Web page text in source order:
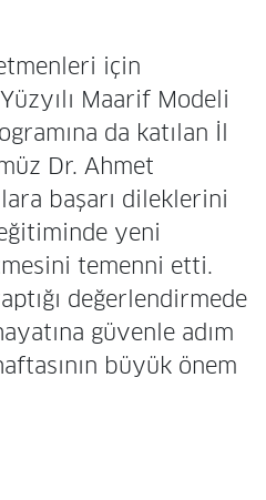
için
Maarif Modeli
da katılan İl
Dr. Ahmet
başarı dileklerini
yeni
temenni etti.
değerlendirmede
güvenle adım
büyük önem